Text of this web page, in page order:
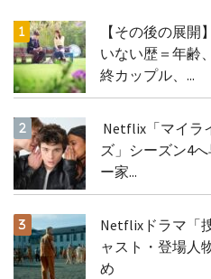
【その後の展
いない歴＝年齢
終カップル、...
Netflix「マイラ
ズ」シーズン4
ー家...
Netflixドラマ「
ャスト・登場人
め